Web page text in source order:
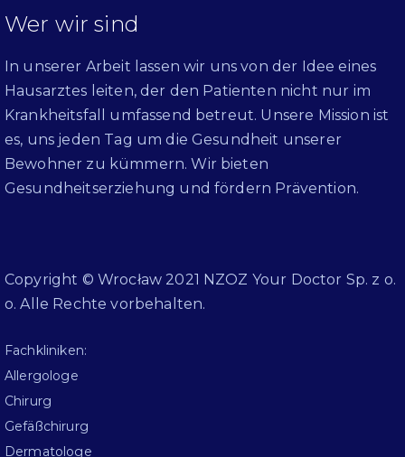
Wer wir sind
In unserer Arbeit lassen wir uns von der Idee eines
Hausarztes leiten, der den Patienten nicht nur im
Krankheitsfall umfassend betreut. Unsere Mission ist
es, uns jeden Tag um die Gesundheit unserer
Bewohner zu kümmern. Wir bieten
Gesundheitserziehung und fördern Prävention.
Copyright © Wrocław 2021 NZOZ Your Doctor Sp. z o.
o. Alle Rechte vorbehalten.
Fachkliniken:
Allergologe
Chirurg
Gefäßchirurg
Dermatologe